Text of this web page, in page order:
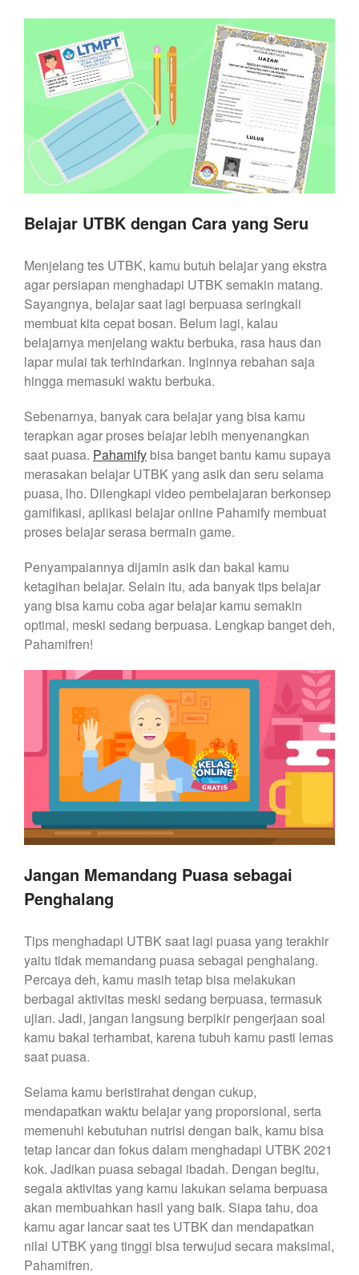
Belajar UTBK dengan Cara yang Seru
Menjelang tes UTBK, kamu butuh belajar yang ekstra
agar persiapan menghadapi UTBK semakin matang.
Sayangnya, belajar saat lagi berpuasa seringkali
membuat kita cepat bosan. Belum lagi, kalau
belajarnya menjelang waktu berbuka, rasa haus dan
lapar mulai tak terhindarkan. Inginnya rebahan saja
hingga memasuki waktu berbuka.
Sebenarnya, banyak cara belajar yang bisa kamu
terapkan agar proses belajar lebih menyenangkan
saat puasa. Pahamify bisa banget bantu kamu supaya
merasakan belajar UTBK yang asik dan seru selama
puasa, lho. Dilengkapi video pembelajaran berkonsep
gamifikasi, aplikasi belajar online Pahamify membuat
proses belajar serasa bermain game.
Penyampaiannya dijamin asik dan bakal kamu
ketagihan belajar. Selain itu, ada banyak tips belajar
yang bisa kamu coba agar belajar kamu semakin
optimal, meski sedang berpuasa. Lengkap banget deh,
Pahamifren!
Jangan Memandang Puasa sebagai
Penghalang
Tips menghadapi UTBK saat lagi puasa yang terakhir
yaitu tidak memandang puasa sebagai penghalang.
Percaya deh, kamu masih tetap bisa melakukan
berbagai aktivitas meski sedang berpuasa, termasuk
ujian. Jadi, jangan langsung berpikir pengerjaan soal
kamu bakal terhambat, karena tubuh kamu pasti lemas
saat puasa.
Selama kamu beristirahat dengan cukup,
mendapatkan waktu belajar yang proporsional, serta
memenuhi kebutuhan nutrisi dengan baik, kamu bisa
tetap lancar dan fokus dalam menghadapi UTBK 2021
kok. Jadikan puasa sebagai ibadah. Dengan begitu,
segala aktivitas yang kamu lakukan selama berpuasa
akan membuahkan hasil yang baik. Siapa tahu, doa
kamu agar lancar saat tes UTBK dan mendapatkan
nilai UTBK yang tinggi bisa terwujud secara maksimal,
Pahamifren.